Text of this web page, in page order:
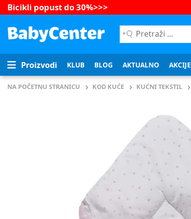
Bicikli popust do 30%>>>
Pretraži
...
Proizvodi KLUB BLOG AKTUALNO AKCIJE
NA POČETNU STRANICU KOD KUĆE KUĆNI TEKSTIL